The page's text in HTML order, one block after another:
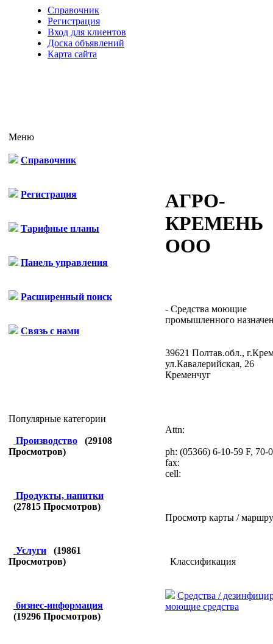
Справочник
Регистрация
Вход для клиентов
Доска объявлений
Карта сайта
Меню
Справочник
Регистрация
Тарифные планы
Панель управления
Расширенный поиск
Связь с нами
Популярные категории
Производство (29108
Просмотров)
Продукты, напитки
(27815 Просмотров)
Услуги (19861
Просмотров)
бизнес-информация
(19296 Просмотров)
АГРО-
КРЕМЕНЬ
ООО
- Средства моющие
промышленного
39621 Полтав.обл.,
ул.Кавалерийская, 26
Кременчуг
Attn:
ph: (05366) 6-10-59 F, 70-
fax:
cell:
Просмотр карты /
Классификация
Средства /
моющие средства